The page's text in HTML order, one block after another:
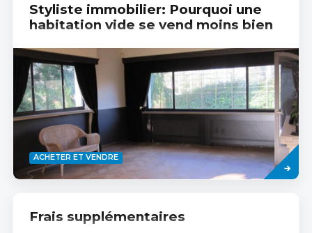
Styliste immobilier: Pourquoi une
habitation vide se vend moins bien
ACHETER ET VENDRE
Read
more
Frais supplémentaires